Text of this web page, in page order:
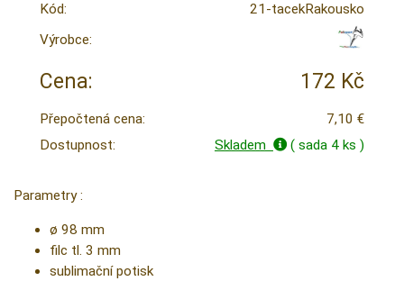
Kód:
21-tacekRakousko
Výrobce:
Cena: 172 Kč
Přepočtená cena:
7,10 €
Dostupnost:
Skladem ( sada 4 ks )
Parametry :
ø 98 mm
filc tl. 3 mm
sublimační potisk